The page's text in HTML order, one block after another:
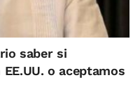
saber si
o aceptamos